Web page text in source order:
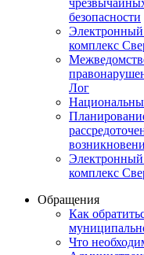
безопасности
комплекс
Лог
комплекс
Обращения
Как
Что